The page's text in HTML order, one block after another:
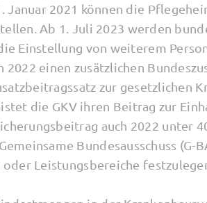
2021 können die
Ab 1. Juli 2023 werden
Einstellung von weiterem
einen zusätzlichen
zur gesetzlichen
die GKV ihren Beitrag zur
auch 2022 unter
Bundesausschuss
Leistungsbereiche